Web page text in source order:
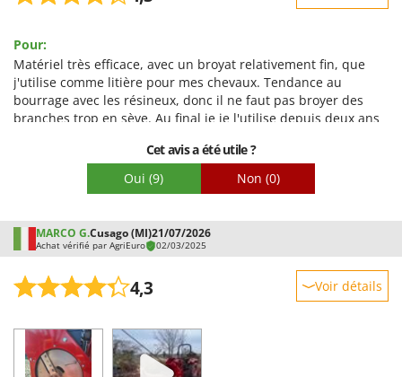
Prestations
Facilité d'utilisation
Qualité / Prix
Facilité de montage
Pour:
Matériel très efficace, avec un broyat relativement fin, que
j'utilise comme litière pour mes chevaux. Tendance au
bourrage avec les résineux, donc il ne faut pas broyer des
branches trop en sève. Au final je je l'utilise depuis deux ans
Ne pas commander la grille 15 mm, elle est inutilisable
(bourrage ) sauf avec des bois fins et très secs. .Avec la grille
utilisations.
Cet avis a été utile ?
Oui (9) Non (0)
MARCO G.Cusago (MI)21/07/2026
Achat vérifié par AgriEuro 02/03/2025
4,3 Voir détails
Prestations
Facilité d'utilisation